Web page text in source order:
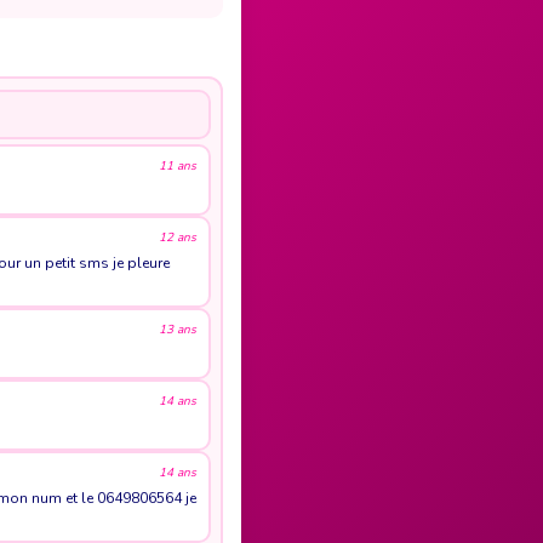
11 ans
12 ans
un petit sms je pleure
13 ans
14 ans
14 ans
num et le 0649806564 je